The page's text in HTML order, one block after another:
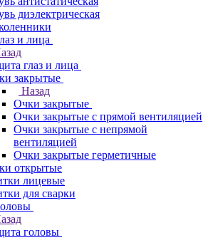
диэлектрическая
и лица
глаз и лица
закрытые
Назад
Очки закрытые
Очки закрытые с прямой вентиляцией
Очки закрытые с непрямой
вентиляцией
Очки закрытые герметичные
открытые
лицевые
для сварки
головы